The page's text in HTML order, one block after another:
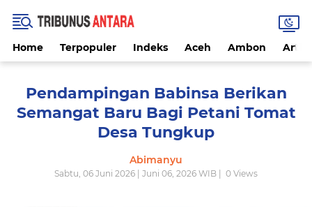
Home Terpopuler Indeks Aceh Ambon
Pendampingan Babinsa Berikan
Semangat Baru Bagi Petani Tomat
Desa Tungkup
Abimanyu
Sabtu, 06 Juni 2026 | Juni 06, 2026 WIB | 0 Views